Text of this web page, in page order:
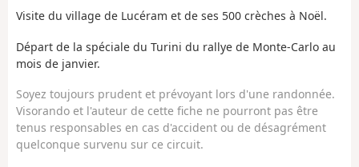
Visite du village de Lucéram et de ses 500 crèches à Noël.
Départ de la spéciale du Turini du rallye de Monte-Carlo au
mois de janvier.
Soyez toujours prudent et prévoyant lors d'une randonnée.
Visorando et l'auteur de cette fiche ne pourront pas être
tenus responsables en cas d'accident ou de désagrément
quelconque survenu sur ce circuit.